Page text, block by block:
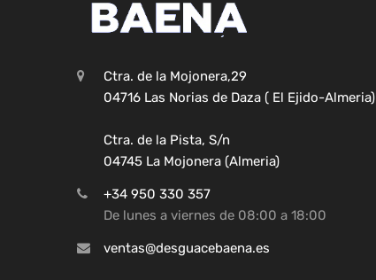
Ctra. de la Mojonera,29
04716 Las Norias de Daza ( El Ejido-Almeria)
Ctra. de la Pista, S/n
04745 La Mojonera (Almeria)
+34 950 330 357
De lunes a viernes de 08:00 a 18:00
ventas@desguacebaena.es